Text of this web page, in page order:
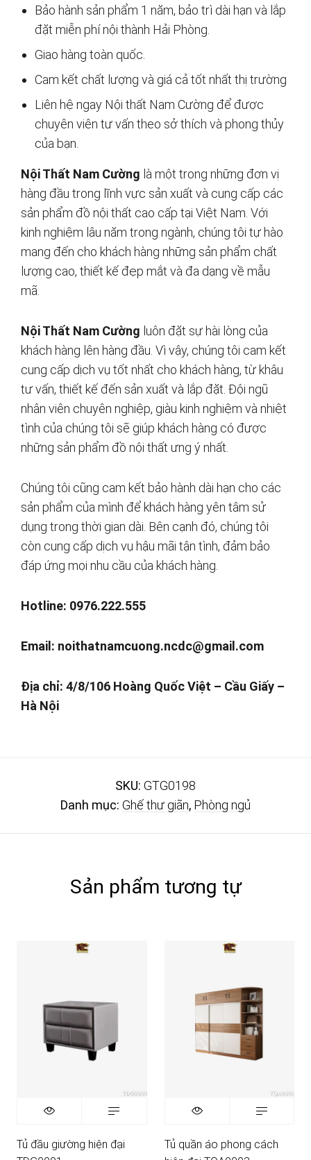
Bảo hành sản phẩm 1 năm, bảo trì dài hạn và lắp
đặt miễn phí nội thành Hải Phòng.
Giao hàng toàn quốc.
Cam kết chất lượng và giá cả tốt nhất thị trường
Liên hệ ngay Nội thất Nam Cường để được
chuyên viên tư vấn theo sở thích và phong thủy
của bạn.
Nội Thất Nam Cường là một trong những đơn vị
hàng đầu trong lĩnh vực sản xuất và cung cấp các
sản phẩm đồ nội thất cao cấp tại Việt Nam. Với
kinh nghiệm lâu năm trong ngành, chúng tôi tự hào
mang đến cho khách hàng những sản phẩm chất
lượng cao, thiết kế đẹp mắt và đa dạng về mẫu
mã.
Nội Thất Nam Cường luôn đặt sự hài lòng của
khách hàng lên hàng đầu. Vì vậy, chúng tôi cam kết
cung cấp dịch vụ tốt nhất cho khách hàng, từ khâu
tư vấn, thiết kế đến sản xuất và lắp đặt. Đội ngũ
nhân viên chuyên nghiệp, giàu kinh nghiệm và nhiệt
tình của chúng tôi sẽ giúp khách hàng có được
những sản phẩm đồ nội thất ưng ý nhất.
Chúng tôi cũng cam kết bảo hành dài hạn cho các
sản phẩm của mình để khách hàng yên tâm sử
dụng trong thời gian dài. Bên cạnh đó, chúng tôi
còn cung cấp dịch vụ hậu mãi tận tình, đảm bảo
đáp ứng mọi nhu cầu của khách hàng.
Hotline: 0976.222.555
Email: noithatnamcuong.ncdc@gmail.com
Địa chỉ: 4/8/106 Hoàng Quốc Việt – Cầu Giấy –
Hà Nội
SKU: GTG0198
Danh mục: Ghế thư giãn, Phòng ngủ
Sản phẩm tương tự
Tủ đầu giường hiện đại
Tủ quần áo phong cách